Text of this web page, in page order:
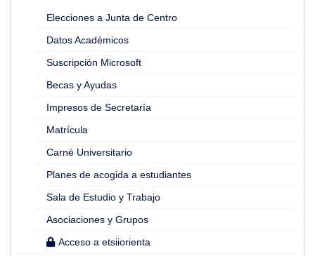
Elecciones a Junta de Centro
Datos Académicos
Suscripción Microsoft
Becas y Ayudas
Impresos de Secretaría
Matrícula
Carné Universitario
Planes de acogida a estudiantes
Sala de Estudio y Trabajo
Asociaciones y Grupos
Acceso a etsiiorienta